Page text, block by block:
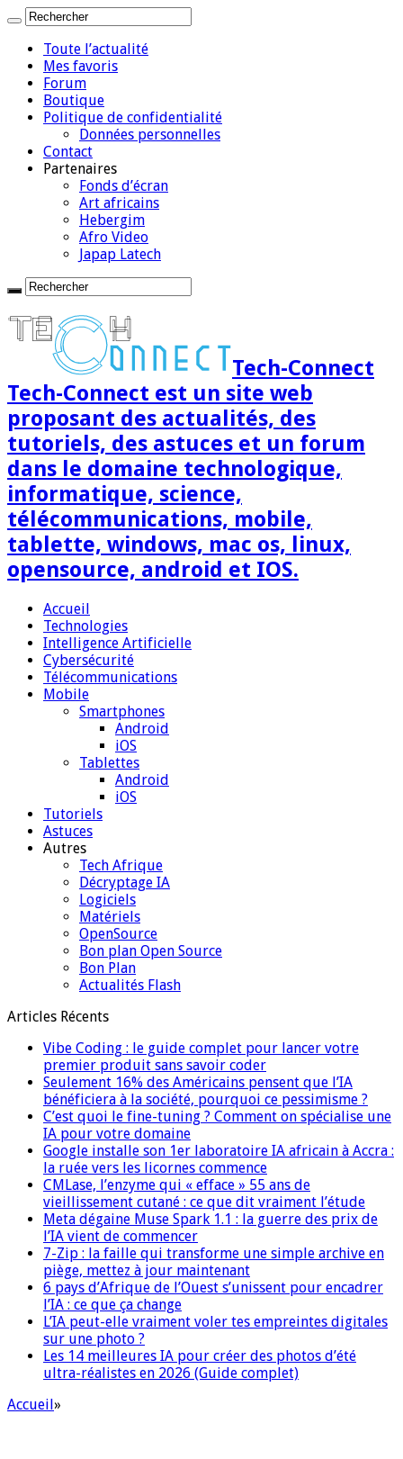
Toute l’actualité
Mes favoris
Forum
Boutique
Politique de confidentialité
Données personnelles
Contact
Partenaires
Fonds d’écran
Art africains
Hebergim
Afro Video
Japap Latech
Tech-Connect
Tech-Connect est un site web
proposant des actualités, des
tutoriels, des astuces et un forum
dans le domaine technologique,
informatique, science,
télécommunications, mobile,
tablette, windows, mac os, linux,
opensource, android et IOS.
Accueil
Technologies
Intelligence Artificielle
Cybersécurité
Télécommunications
Mobile
Smartphones
Android
iOS
Tablettes
Android
iOS
Tutoriels
Astuces
Autres
Tech Afrique
Décryptage IA
Logiciels
Matériels
OpenSource
Bon plan Open Source
Bon Plan
Actualités Flash
Articles Récents
Vibe Coding : le guide complet pour lancer votre
premier produit sans savoir coder
Seulement 16% des Américains pensent que l’IA
bénéficiera à la société, pourquoi ce pessimisme ?
C’est quoi le fine-tuning ? Comment on spécialise une
IA pour votre domaine
Google installe son 1er laboratoire IA africain à Accra :
la ruée vers les licornes commence
CMLase, l’enzyme qui « efface » 55 ans de
vieillissement cutané : ce que dit vraiment l’étude
Meta dégaine Muse Spark 1.1 : la guerre des prix de
l’IA vient de commencer
7-Zip : la faille qui transforme une simple archive en
piège, mettez à jour maintenant
6 pays d’Afrique de l’Ouest s’unissent pour encadrer
l’IA : ce que ça change
L’IA peut-elle vraiment voler tes empreintes digitales
sur une photo ?
Les 14 meilleures IA pour créer des photos d’été
ultra-réalistes en 2026 (Guide complet)
Accueil»